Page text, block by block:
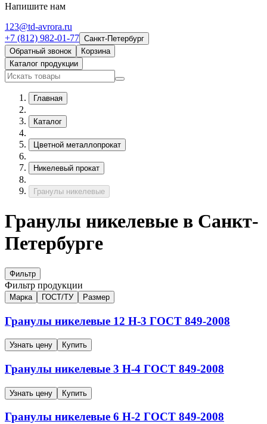
Напишите нам
123@td-avrora.ru
+7 (812) 982-01-77 Санкт-Петербург
Обратный звонок
Корзина
Каталог продукции
Главная
Каталог
Цветной металлопрокат
Никелевый прокат
Гранулы никелевые
Гранулы никелевые в Санкт-
Петербурге
Фильтр
Фильтр продукции
Марка ГОСТ/ТУ Размер
Гранулы никелевые 12 Н-3 ГОСТ 849-2008
Узнать цену Купить
Гранулы никелевые 3 Н-4 ГОСТ 849-2008
Узнать цену Купить
Гранулы никелевые 6 Н-2 ГОСТ 849-2008